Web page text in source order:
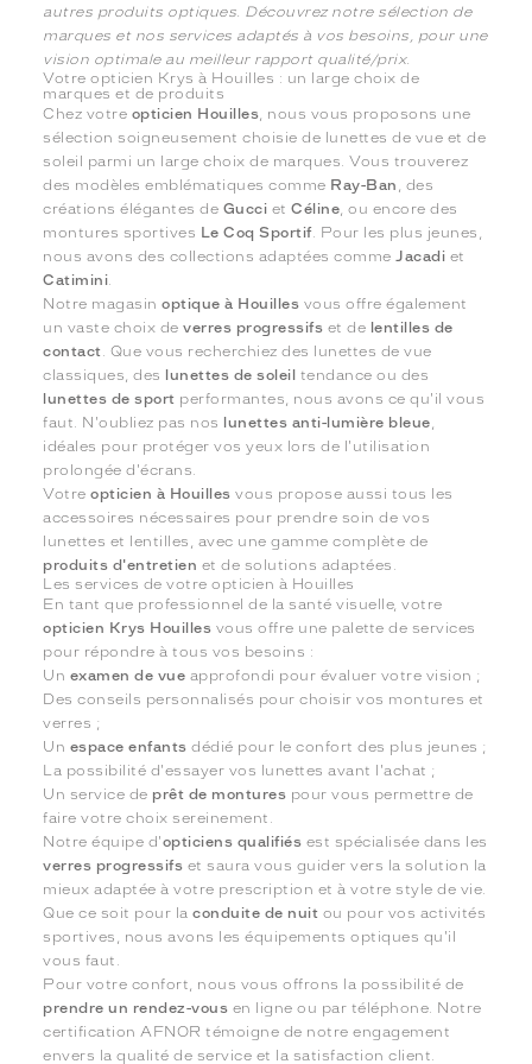
autres produits optiques. Découvrez notre sélection de
marques et nos services adaptés à vos besoins, pour une
vision optimale au meilleur rapport qualité/prix.
Votre opticien Krys à Houilles : un large choix de
marques et de produits
Chez votre opticien Houilles , nous vous proposons une
sélection soigneusement choisie de lunettes de vue et de
soleil parmi un large choix de marques. Vous trouverez
des modèles emblématiques comme Ray-Ban
, des
créations élégantes de Gucci etCéline , ou encore des
montures sportives Le Coq Sportif. Pour les plus jeunes,
nous avons des collections adaptées comme Jacadi et
Catimini
Notre magasinoptique à Houilles vous offre également
un vaste choix deverres progressifs et de lentilles de
contact . Que vous recherchiez des lunettes de vue
classiques, des lunettes de soleil tendance ou des
lunettes de sport performantes, nous avons ce qu'il vous
faut. N'oubliez pas nos lunettes anti-lumière bleue
idéales pour protéger vos yeux lors de l'utilisation
prolongée d'écrans.
Votreopticien à Houilles vous propose aussi tous les
accessoires nécessaires pour prendre soin de vos
lunettes et lentilles, avec une gamme complète de
produits d'entretien et de solutions adaptées.
Les services de votre opticien à Houilles
En tant que professionnel de la santé visuelle, votre
opticien Krys Houilles vous offre une palette de services
pour répondre à tous vos besoins :
Un examen de vue approfondi pour évaluer votre vision ;
Des conseils personnalisés pour choisir vos montures et
verres ;
Un espace enfants dédié pour le confort des plus jeunes ;
La possibilité d'essayer vos lunettes avant l'achat ;
Un service de prêt de montures pour vous permettre de
faire votre choix sereinement.
Notre équipe d'opticiens qualifiés est spécialisée dans les
verres progressifs et saura vous guider vers la solution la
mieux adaptée à votre prescription et à votre style de vie.
Que ce soit pour laconduite de nuit ou pour vos activités
sportives, nous avons les équipements optiques qu'il
vous faut.
Pour votre confort, nous vous offrons la possibilité de
prendre un rendez-vous en ligne ou par téléphone. Notre
certification AFNOR témoigne de notre engagement
envers la qualité de service et la satisfaction client.